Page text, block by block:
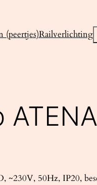
(peertjes)Railverlichting
50Hz, IP20,